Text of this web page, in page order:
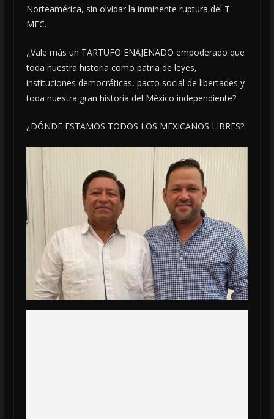
Norteamérica, sin olvidar la inminente ruptura del T-
MEC.
¿Vale más un TARTUFO ENAJENADO empoderado que
toda nuestra historia como patria de leyes,
instituciones democráticas, pacto social de libertades y
toda nuestra gran historia del México independiente?
¿DÓNDE ESTAMOS TODOS LOS MEXICANOS LIBRES?